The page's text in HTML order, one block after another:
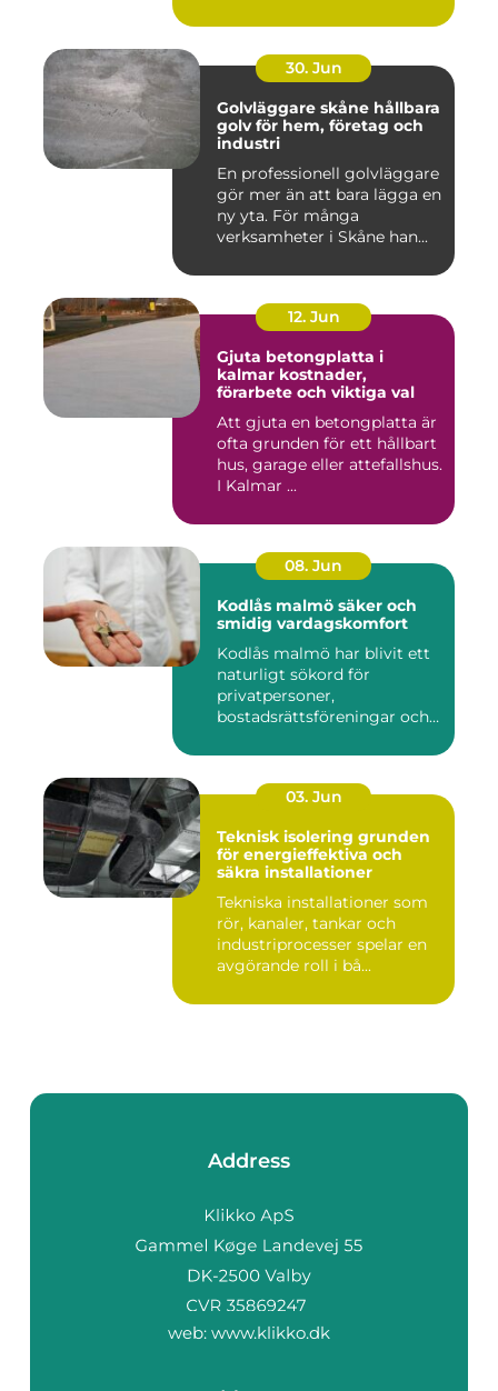
30. Jun
Golvläggare skåne hållbara
golv för hem, företag och
industri
En professionell golvläggare
gör mer än att bara lägga en
ny yta. För många
verksamheter i Skåne han...
12. Jun
Gjuta betongplatta i
kalmar kostnader,
förarbete och viktiga val
Att gjuta en betongplatta är
ofta grunden för ett hållbart
hus, garage eller attefallshus.
I Kalmar ...
08. Jun
Kodlås malmö säker och
smidig vardagskomfort
Kodlås malmö har blivit ett
naturligt sökord för
privatpersoner,
bostadsrättsföreningar och
03. Jun
Teknisk isolering grunden
för energieffektiva och
säkra installationer
Tekniska installationer som
rör, kanaler, tankar och
industriprocesser spelar en
avgörande roll i bå...
Address
web: www.klikko.dk